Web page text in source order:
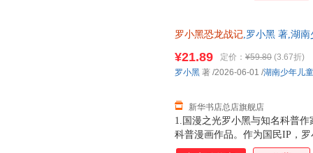
罗小黑恐龙战记,罗小黑 著,湖
13284178503
1.国漫之光罗小黑与知名科普
科普漫画作品。作为国民IP，
动画于2011年开始播放，B站
¥21.89 定价： ¥59.80 (3.67折)
新华书店总店旗舰店
罗小黑 著 /2026-06-01 /湖南少年儿